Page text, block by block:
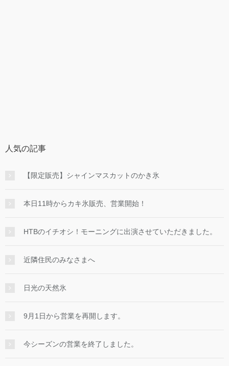
人気の記事
【限定販売】シャインマスカットのかき氷
本日11時からカキ氷販売、営業開始！
HTBのイチオシ！モーニングに出演させていただきました。
近隣住民のみなさまへ
日光の天然氷
9月1日から営業を再開します。
今シーズンの営業を終了しました。